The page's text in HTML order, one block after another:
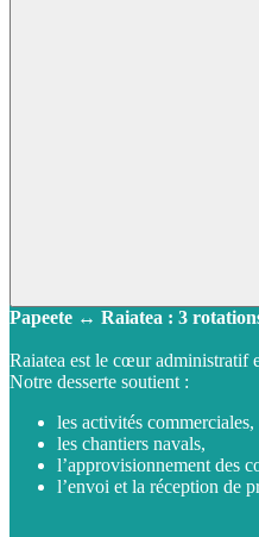
Papeete ↔ Raiatea : 3
Raiatea est le cœur administratif
Notre desserte soutient :
les activités commerciales,
les chantiers navals,
l’approvisionnement des
l’envoi et la réception de